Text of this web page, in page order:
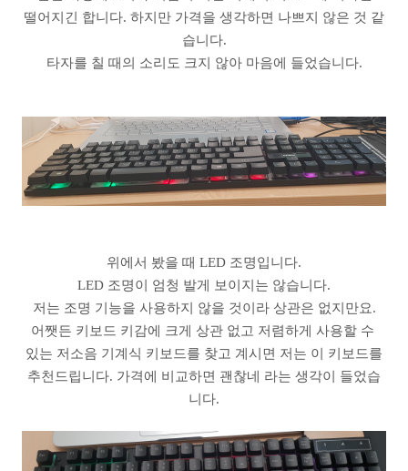
떨어지긴 합니다. 하지만 가격을 생각하면 나쁘지 않은 것 같
습니다.
타자를 칠 때의 소리도 크지 않아 마음에 들었습니다.
위에서 봤을 때 LED 조명입니다.
LED 조명이 엄청 발게 보이지는 않습니다.
저는 조명 기능을 사용하지 않을 것이라 상관은 없지만요.
어쨋든 키보드 키감에 크게 상관 없고 저렴하게 사용할 수
있는 저소음 기계식 키보드를 찾고 계시면 저는 이 키보드를
추천드립니다. 가격에 비교하면 괜찮네 라는 생각이 들었습
니다.